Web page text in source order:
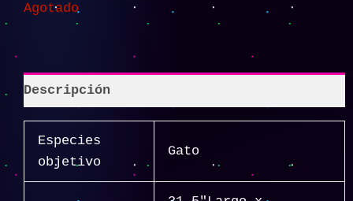
Agotado
Descripción
Especies
objetivo
Gato